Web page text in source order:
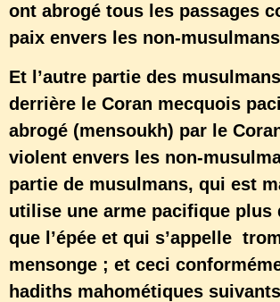
ont abrogé tous les passages
paix envers les non-
Et l’autre partie des
derrière le Coran mecquois
abrogé (mensoukh) par le
violent envers les non-
partie de musulmans, qui est
utilise une arme pacifique plus
que l’épée et qui s’appelle
mensonge ; et ceci
hadiths mahométiques